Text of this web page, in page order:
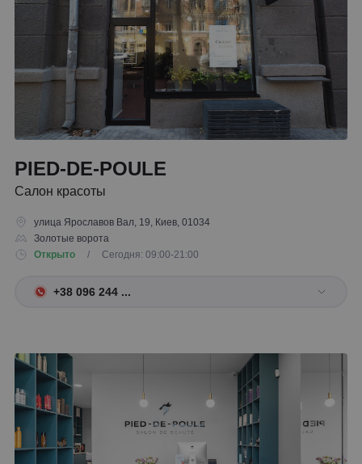
PIED-DE-POULE
Салон красоты
улица Ярославов Вал, 19, Киев, 01034
Золотые ворота
Открыто
/ Сегодня: 09:00-21:00
+38 096 244 ...